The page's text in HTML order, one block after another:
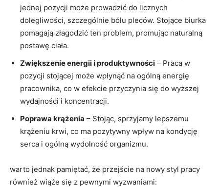
jednej pozycji może prowadzić do licznych
dolegliwości, szczególnie bólu ⁢pleców.⁢ Stojące​ biurka
pomagają⁢ złagodzić ten ⁤problem, ⁣promując naturalną
postawę‌ ciała.
Zwiększenie energii i produktywności – Praca w ​
pozycji ‌stojącej może wpłynąć na⁤ ogólną energię
⁣pracownika, co w efekcie ⁣przyczynia się do wyższej
wydajności i koncentracji.
Poprawa krążenia – Stojąc,⁤ sprzyjamy ⁣lepszemu
krążeniu‌ krwi, ‍co ma pozytywny wpływ ⁢na‌ kondycję
serca i ogólną‌ wydolność‌ organizmu.
warto jednak⁢ pamiętać, że przejście na⁢ nowy ⁢styl pracy
⁢również wiąże się⁣ z pewnymi wyzwaniami: